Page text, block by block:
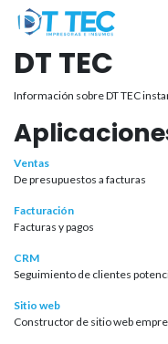
Ir al contenido
DT TEC
Información sobre DT TEC
Ventas
De presupuestos a facturas
Facturación
Facturas y pagos
CRM
Seguimiento de clientes
Sitio web
Constructor de sitio web